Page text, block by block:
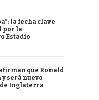
la fecha clave
por la
Estadio
que Ronald
será nuevo
Inglaterra